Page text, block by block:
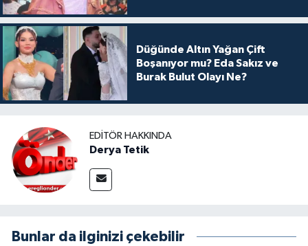
Düğünde Altın Yağan Çift
Boşanıyor mu? Eda Sakız ve
Burak Bulut Olayı Ne?
EDITÖR HAKKINDA
Derya Tetik
Bunlar da ilginizi çekebilir